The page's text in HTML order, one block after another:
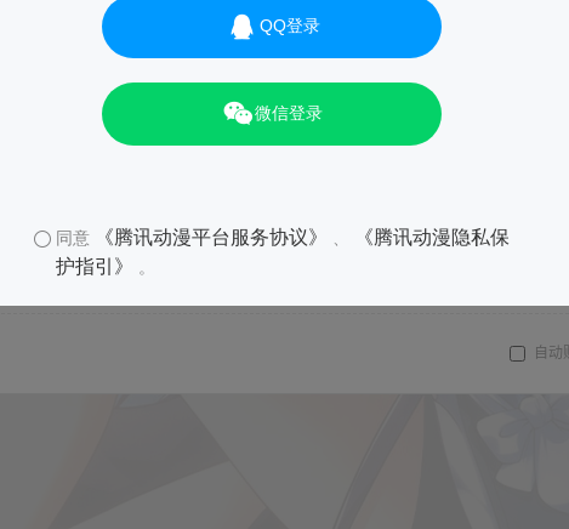
QQ登录
微信登录
同意 《腾讯动漫平台服务协议》
《腾讯动漫隐私保
护指引》
。